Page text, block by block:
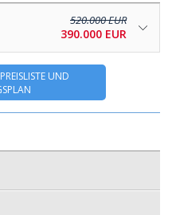
520.000 EUR
390.000 EUR
UND